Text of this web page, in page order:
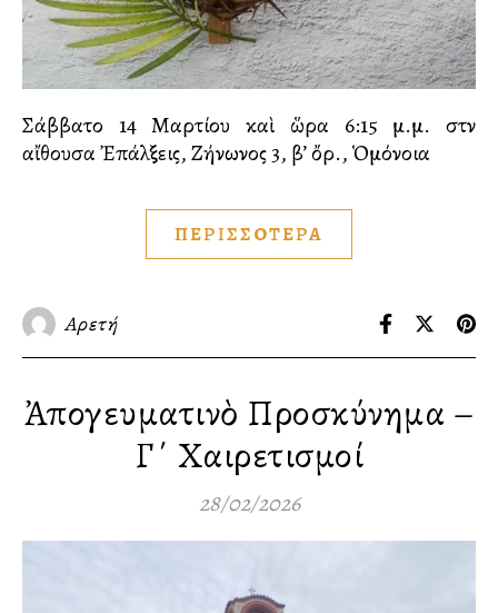
Σάββατο 14 Μαρτίου καὶ ὥρα 6:15 μ.μ. στὴν
αἴθουσα Ἐπάλξεις, Ζήνωνος 3, β’ ὄρ., Ὁμόνοια
ΠΕΡΙΣΣΟΤΕΡΑ
Αρετή
Ἀπογευματινὸ Προσκύνημα –
Γ΄ Χαιρετισμοί
28/02/2026